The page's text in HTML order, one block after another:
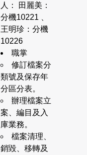
人： 田麗美：
分機10221 、
王明珍：分機
10226
職掌
修訂檔案分
類號及保存年
分區分表。
辦理檔案立
案、編目及入
庫業務。
檔案清理、
銷毀、移轉及